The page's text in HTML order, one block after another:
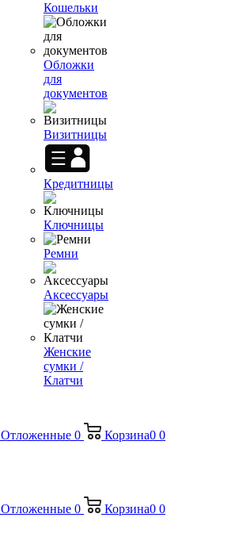
Кошельки
Обложки
для
документов
Визитницы
Кредитницы
Ключницы
Ремни
Аксессуары
Женские
сумки /
Клатчи
Отложенные 0 Корзина0 0
Отложенные 0 Корзина0 0